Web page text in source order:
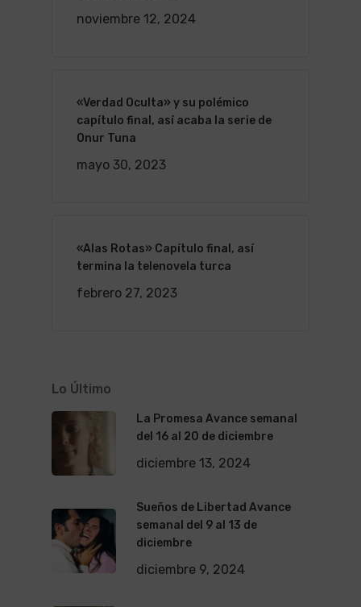
noviembre 12, 2024
«Verdad Oculta» y su polémico
capítulo final, así acaba la serie de
Onur Tuna
mayo 30, 2023
«Alas Rotas» Capítulo final, así
termina la telenovela turca
febrero 27, 2023
Lo Último
La Promesa Avance semanal
del 16 al 20 de diciembre
diciembre 13, 2024
Sueños de Libertad Avance
semanal del 9 al 13 de
diciembre
diciembre 9, 2024